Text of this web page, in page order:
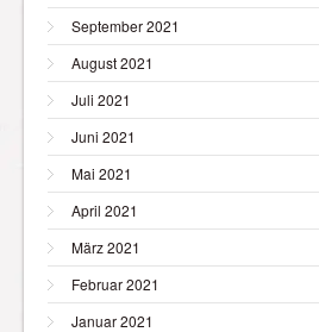
September 2021
August 2021
Juli 2021
Juni 2021
Mai 2021
April 2021
März 2021
Februar 2021
Januar 2021